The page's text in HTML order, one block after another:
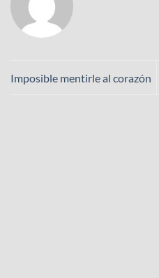
Imposible mentirle al corazón